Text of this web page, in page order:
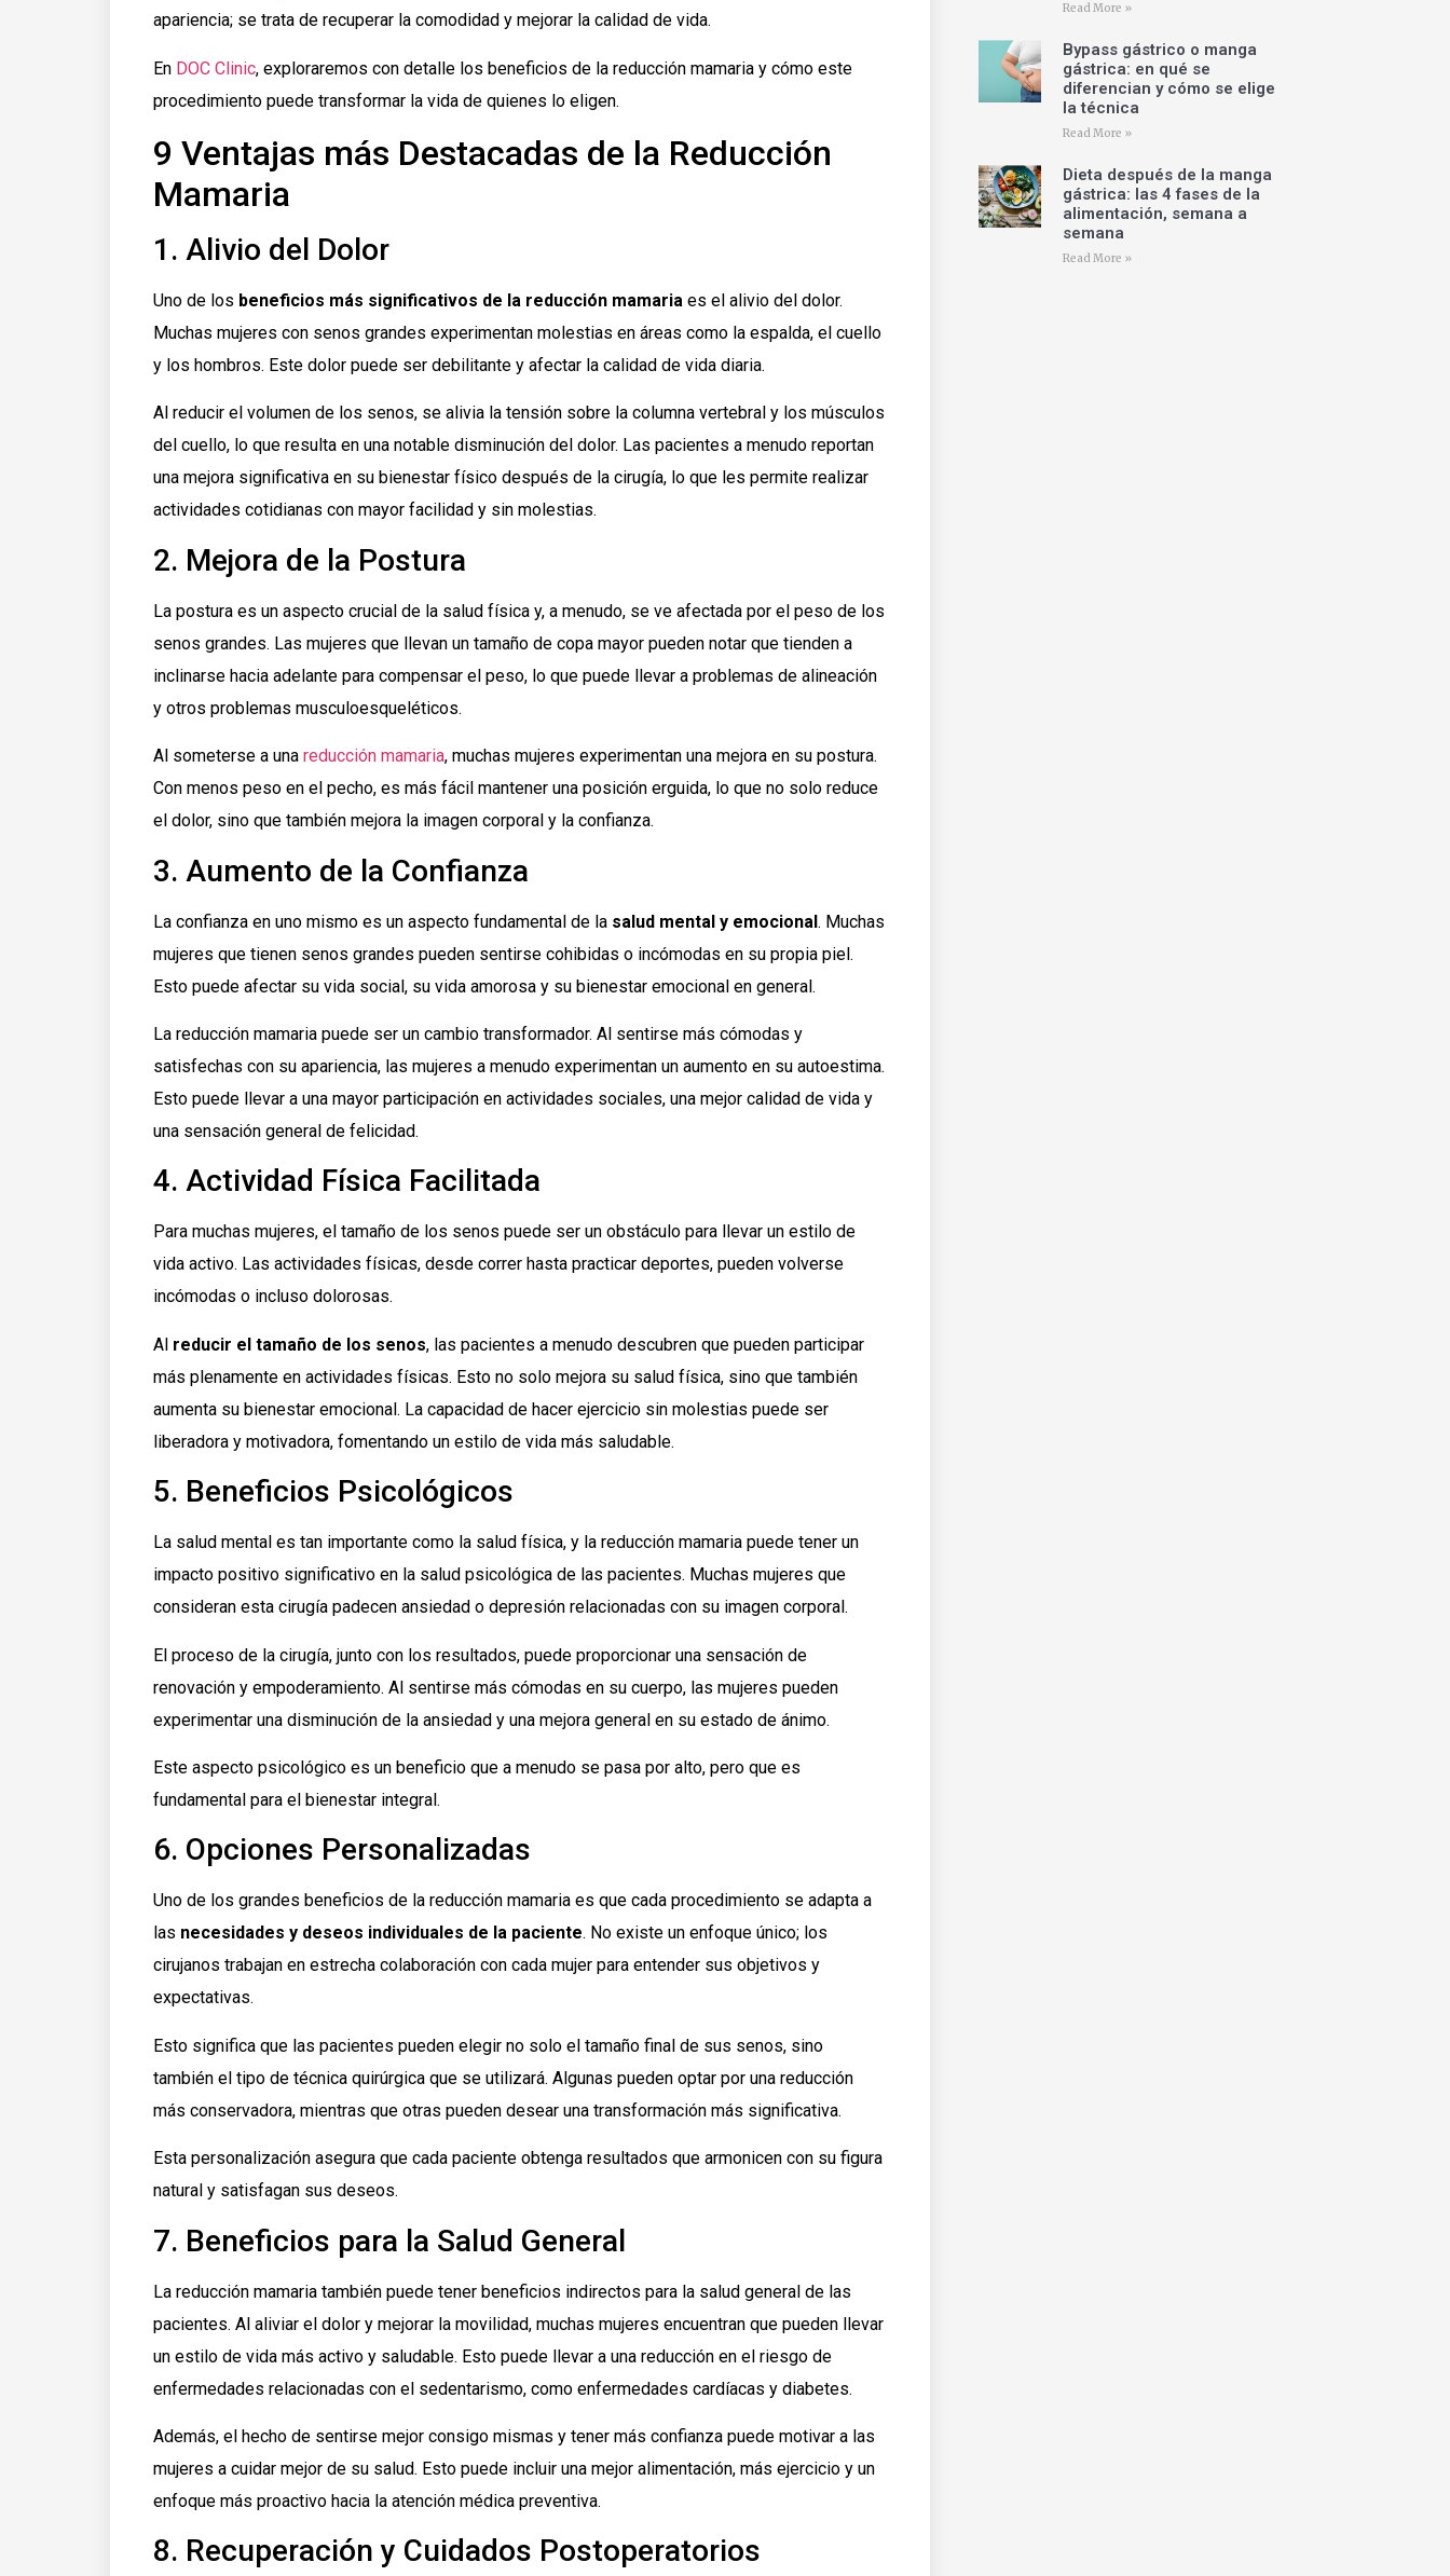
apariencia; se trata de recuperar la comodidad y mejorar la calidad de vida.
En DOC Clinic, exploraremos con detalle los beneficios de la reducción mamaria y cómo este
procedimiento puede transformar la vida de quienes lo eligen.
9 Ventajas más Destacadas de la Reducción
Mamaria
1. Alivio del Dolor
Uno de los beneficios más significativos de la reducción mamaria es el alivio del dolor.
Muchas mujeres con senos grandes experimentan molestias en áreas como la espalda, el cuello
y los hombros. Este dolor puede ser debilitante y afectar la calidad de vida diaria.
Al reducir el volumen de los senos, se alivia la tensión sobre la columna vertebral y los músculos
del cuello, lo que resulta en una notable disminución del dolor. Las pacientes a menudo reportan
una mejora significativa en su bienestar físico después de la cirugía, lo que les permite realizar
actividades cotidianas con mayor facilidad y sin molestias.
2. Mejora de la Postura
La postura es un aspecto crucial de la salud física y, a menudo, se ve afectada por el peso de los
senos grandes. Las mujeres que llevan un tamaño de copa mayor pueden notar que tienden a
inclinarse hacia adelante para compensar el peso, lo que puede llevar a problemas de alineación
y otros problemas musculoesqueléticos.
Al someterse a una reducción mamaria, muchas mujeres experimentan una mejora en su postura.
Con menos peso en el pecho, es más fácil mantener una posición erguida, lo que no solo reduce
el dolor, sino que también mejora la imagen corporal y la confianza.
3. Aumento de la Confianza
La confianza en uno mismo es un aspecto fundamental de la salud mental y emocional. Muchas
mujeres que tienen senos grandes pueden sentirse cohibidas o incómodas en su propia piel.
Esto puede afectar su vida social, su vida amorosa y su bienestar emocional en general.
La reducción mamaria puede ser un cambio transformador. Al sentirse más cómodas y
satisfechas con su apariencia, las mujeres a menudo experimentan un aumento en su autoestima.
Esto puede llevar a una mayor participación en actividades sociales, una mejor calidad de vida y
una sensación general de felicidad.
4. Actividad Física Facilitada
Para muchas mujeres, el tamaño de los senos puede ser un obstáculo para llevar un estilo de
vida activo. Las actividades físicas, desde correr hasta practicar deportes, pueden volverse
incómodas o incluso dolorosas.
Al reducir el tamaño de los senos, las pacientes a menudo descubren que pueden participar
más plenamente en actividades físicas. Esto no solo mejora su salud física, sino que también
aumenta su bienestar emocional. La capacidad de hacer ejercicio sin molestias puede ser
liberadora y motivadora, fomentando un estilo de vida más saludable.
5. Beneficios Psicológicos
La salud mental es tan importante como la salud física, y la reducción mamaria puede tener un
impacto positivo significativo en la salud psicológica de las pacientes. Muchas mujeres que
consideran esta cirugía padecen ansiedad o depresión relacionadas con su imagen corporal.
El proceso de la cirugía, junto con los resultados, puede proporcionar una sensación de
renovación y empoderamiento. Al sentirse más cómodas en su cuerpo, las mujeres pueden
experimentar una disminución de la ansiedad y una mejora general en su estado de ánimo.
Este aspecto psicológico es un beneficio que a menudo se pasa por alto, pero que es
fundamental para el bienestar integral.
6. Opciones Personalizadas
Uno de los grandes beneficios de la reducción mamaria es que cada procedimiento se adapta a
las necesidades y deseos individuales de la paciente. No existe un enfoque único; los
cirujanos trabajan en estrecha colaboración con cada mujer para entender sus objetivos y
expectativas.
Esto significa que las pacientes pueden elegir no solo el tamaño final de sus senos, sino
también el tipo de técnica quirúrgica que se utilizará. Algunas pueden optar por una reducción
más conservadora, mientras que otras pueden desear una transformación más significativa.
Esta personalización asegura que cada paciente obtenga resultados que armonicen con su figura
natural y satisfagan sus deseos.
7. Beneficios para la Salud General
La reducción mamaria también puede tener beneficios indirectos para la salud general de las
pacientes. Al aliviar el dolor y mejorar la movilidad, muchas mujeres encuentran que pueden llevar
un estilo de vida más activo y saludable. Esto puede llevar a una reducción en el riesgo de
enfermedades relacionadas con el sedentarismo, como enfermedades cardíacas y diabetes.
Además, el hecho de sentirse mejor consigo mismas y tener más confianza puede motivar a las
mujeres a cuidar mejor de su salud. Esto puede incluir una mejor alimentación, más ejercicio y un
enfoque más proactivo hacia la atención médica preventiva.
8. Recuperación y Cuidados Postoperatorios
Read More »
Bypass gástrico o manga
gástrica: en qué se
diferencian y cómo se elige
la técnica
Read More »
Dieta después de la manga
gástrica: las 4 fases de la
alimentación, semana a
semana
Read More »